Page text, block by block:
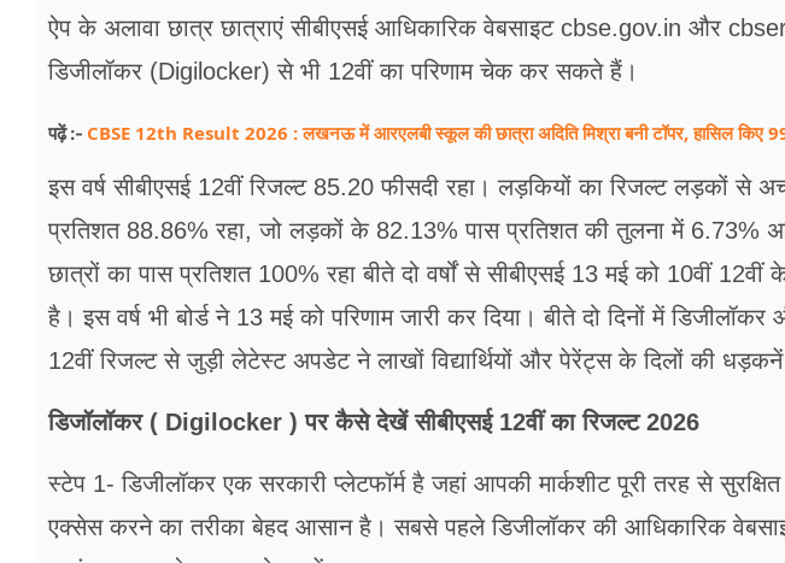
ऐप के अलावा छात्र छात्राएं सीबीएसई आधिकारिक वेबसाइट cbse.gov.in और
डिजीलॉकर (Digilocker) से भी 12वीं का परिणाम चेक कर सकते हैं।
पढ़ें :- CBSE 12th Result 2026 : लखनऊ में आरएलबी स्कूल की छात्रा अदिति मिश्रा बनी टॉपर, हासिल किए
इस वर्ष सीबीएसई 12वीं रिजल्ट 85.20 फीसदी रहा। लड़कियों का रिजल्ट लड़कों से
प्रतिशत 88.86% रहा, जो लड़कों के 82.13% पास प्रतिशत की तुलना में 6.73%
छात्रों का पास प्रतिशत 100% रहा बीते दो वर्षों से सीबीएसई 13 मई को 10वीं
है। इस वर्ष भी बोर्ड ने 13 मई को परिणाम जारी कर दिया। बीते दो दिनों में
12वीं रिजल्ट से जुड़ी लेटेस्ट अपडेट ने लाखों विद्यार्थियों और पेरेंट्स के दिलों की
डिजॉलॉकर ( Digilocker ) पर कैसे देखें सीबीएसई 12वीं का रिजल्ट 2026
स्टेप 1- डिजीलॉकर एक सरकारी प्लेटफॉर्म है जहां आपकी मार्कशीट पूरी तरह से
एक्सेस करने का तरीका बेहद आसान है। सबसे पहले डिजीलॉकर की आधिकारिक